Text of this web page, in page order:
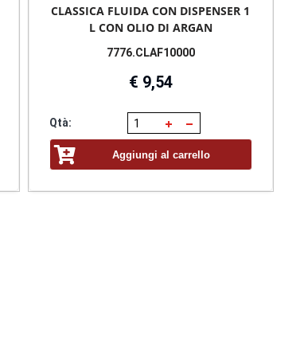
CLASSICA FLUIDA CON DISPENSER 1
L CON OLIO DI ARGAN
7776.CLAF10000
€ 9,54
Qtà:
Aggiungi al carrello